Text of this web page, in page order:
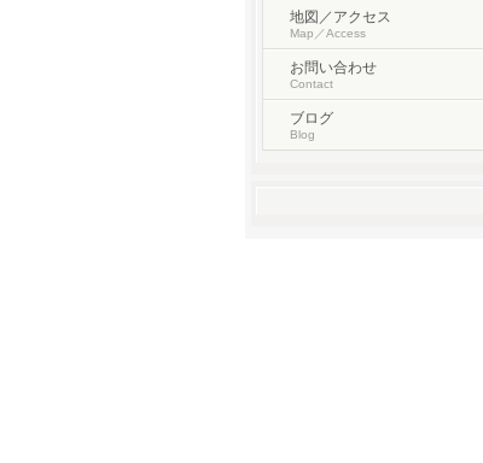
地図／アクセス
Map／Access
お問い合わせ
Contact
ブログ
Blog